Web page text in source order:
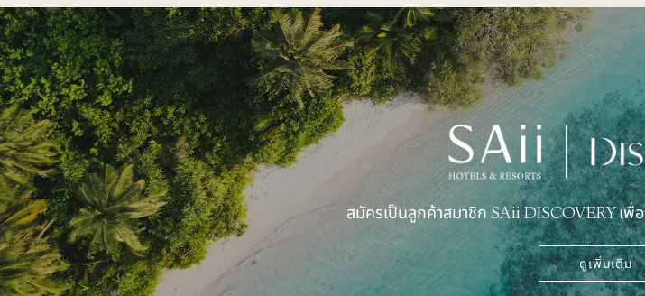
สมัครเป็นลูกค้าสมาชิก SAii DISCOVERY เพื่
ดูเพิ่มเติม